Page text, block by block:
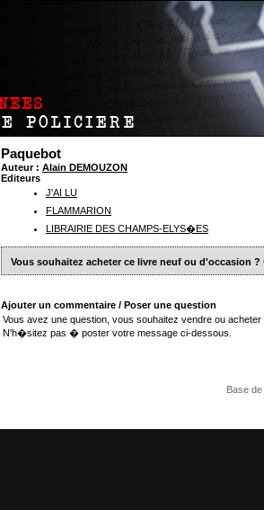
Paquebot
Auteur : Alain DEMOUZON
Editeurs
J'AI LU
FLAMMARION
LIBRAIRIE DES CHAMPS-ELYS�ES
Vous souhaitez acheter ce livre neuf ou d'occasion ?
Ajouter un commentaire / Poser une question
Vous avez une question, vous souhaitez vendre ou
N'h�sitez pas � poster votre message ci-dessous.
Base